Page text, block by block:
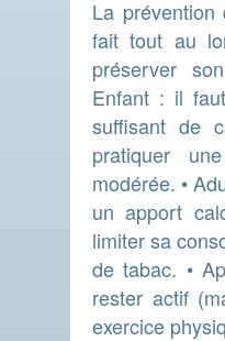
La prévention
fait tout au
préserver
Enfant : il
suffisant de
pratiquer
modérée. •
un apport
limiter sa
de tabac. •
rester actif
exercice